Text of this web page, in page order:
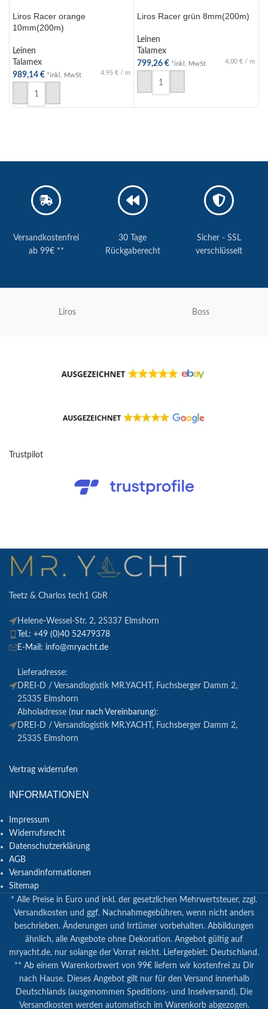
Liros Racer orange
10mm(200m)
Leinen
Talamex
989,14 € *inkl. MwSt 4,95 € / m
IN DEN WARENKORB
Liros Racer grün 8mm(200m)
Leinen
Talamex
799,26 € *inkl. MwSt 4,00 € / m
IN DEN WARENKORB
Versandkostenfrei
ab 99€ **
30 Tage
Rückgaberecht
Sicher - SSL
verschlüsselt
Liros Boss
Trustpilot
Teetz & Charlos tech1 GbR
Helene-Wessel-Str. 2, 25337 Elmshorn
Tel.: +49 (0)40 52479378
E-Mail: info@mryacht.de
Lieferadresse:
DREI-D / Versandlogistik MR.YACHT, Fuchsberger Damm 2,
25335 Elmshorn
Abholadresse (nur nach Vereinbarung):
DREI-D / Versandlogistik MR.YACHT, Fuchsberger Damm 2,
25335 Elmshorn
Vertrag widerrufen
INFORMATIONEN
Impressum
Widerrufsrecht
Datenschutzerklärung
AGB
Versandinformationen
Sitemap
* Alle Preise in Euro und inkl. der gesetzlichen Mehrwertsteuer, zzgl.
Versandkosten und ggf. Nachnahmegebühren, wenn nicht anders
beschrieben. Änderungen und Irrtümer vorbehalten. Abbildungen
ähnlich, alle Angebote ohne Dekoration. Angebot gültig auf
mryacht.de, nur solange der Vorrat reicht. Liefergebiet: Deutschland.
** Ab einem Warenkorbwert von 99€ liefern wir kostenfrei zu Dir
nach Hause. Dieses Angebot gilt nur für den Versand innerhalb
Deutschlands (ausgenommen Speditions- und Inselversand). Die
Versandkosten werden automatisch im Warenkorb abgezogen.